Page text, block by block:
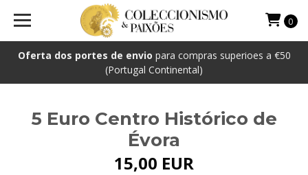
Oferta dos portes de envio para compras superioes a €50
(Portugal Continental)
0
5 Euro Centro Histórico de
Évora
15,00 EUR